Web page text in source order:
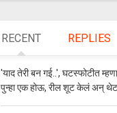
RECENT REPLIES
'याद तेरी बन गई..', घटस्फोटीत
पुन्हा एक होऊ, रील शूट केलं अन् थेट